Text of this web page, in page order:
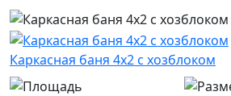
Каркасная баня 4х2 с хозблоком